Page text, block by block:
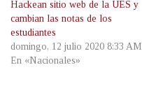
Hackean sitio web de la UES y
cambian las notas de los
estudiantes
domingo, 12 julio 2020 8:33 AM
En «Nacionales»